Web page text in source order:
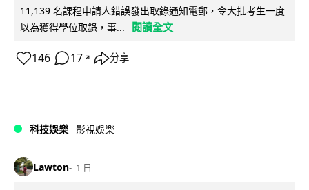
11,139 名課程申請人錯誤發出取錄通知電郵，令大批考生一度
以為獲得學位取錄，事...
閱讀全文
146 17 ↗ 分享
科技娛樂 影視娛樂
Lawton 1 日